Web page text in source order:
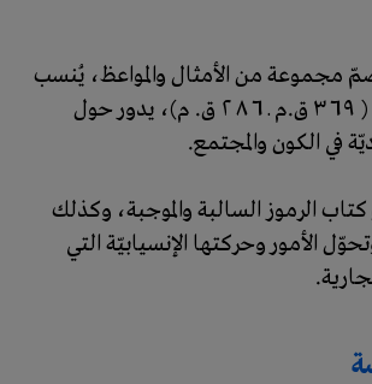
مجموعة من الأمثال والمواعظ، يُنسب
إلى "تشوانغ تسو" ( 369 ق.م ـ 286 ق. م)، يدور حول
في الكون والمجتمع.
الرموز السالبة والموجبة، وكذلك
الأمور وحركتها الإنسيابيّة التي